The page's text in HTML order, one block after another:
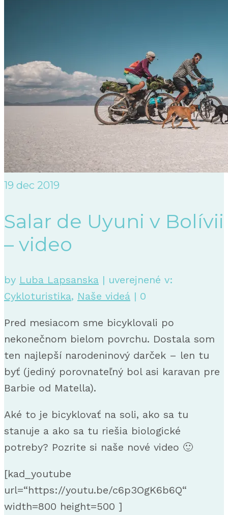
19 dec 2019
Salar de Uyuni v Bolívii
– video
by Luba Lapsanska | uverejnené v:
Cykloturistika, Naše videá | 0
Pred mesiacom sme bicyklovali po
nekonečnom bielom povrchu. Dostala som
ten najlepší narodeninový darček – len tu
byť (jediný porovnateľný bol asi karavan pre
Barbie od Matella).
Aké to je bicyklovať na soli, ako sa tu
stanuje a ako sa tu riešia biologické
potreby? Pozrite si naše nové video 🙂
[kad_youtube
url=“https://youtu.be/c6p3OgK6b6Q“
width=800 height=500 ]